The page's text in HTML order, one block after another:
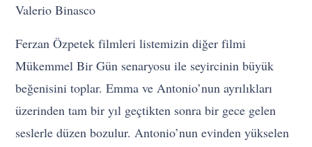
Valerio Binasco
Ferzan Özpetek filmleri listemizin diğer filmi
Mükemmel Bir Gün senaryosu ile seyircinin büyük
beğenisini toplar. Emma ve Antonio’nun ayrılıkları
üzerinden tam bir yıl geçtikten sonra bir gece gelen
seslerle düzen bozulur. Antonio’nun evinden yükselen